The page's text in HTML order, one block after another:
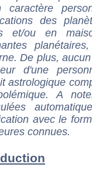
caractère
des
et/ou en
De plus,
d'une
astrologique
A
avec le
connues.